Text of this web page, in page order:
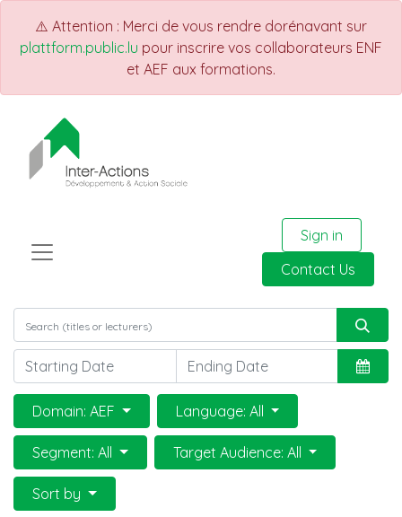
⚠️ Attention : Merci de vous rendre dorénavant sur
plattform.public.lu pour inscrire vos collaborateurs ENF
et AEF aux formations.
Sign in
Contact Us
Domain: AEF Language: All
Segment: All Target Audience: All
Sort by